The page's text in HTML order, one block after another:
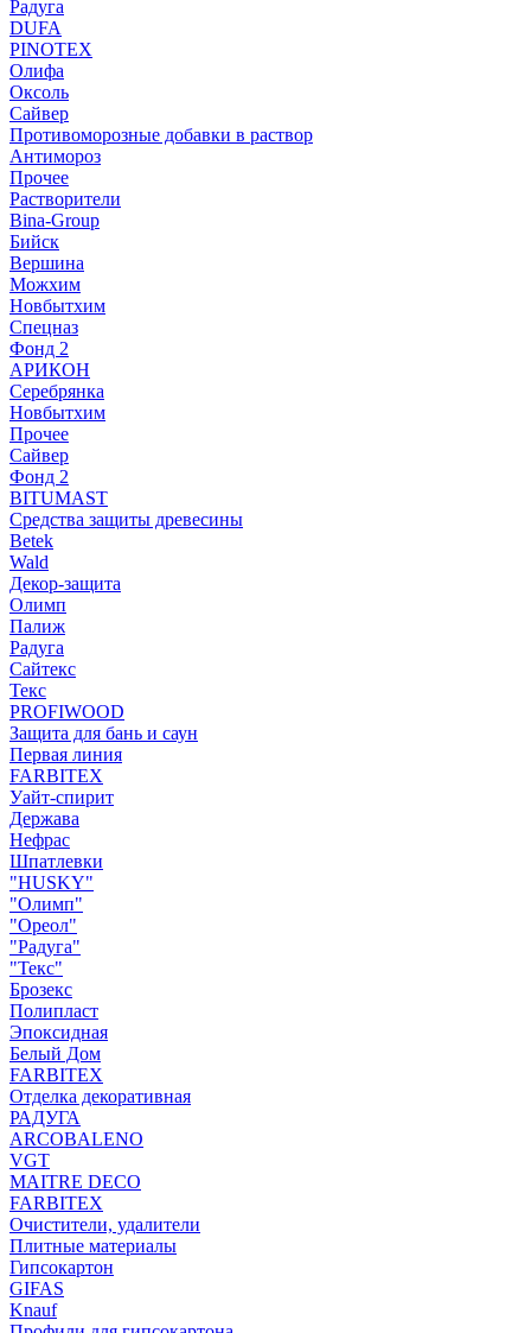
Радуга
DUFA
PINOTEX
Олифа
Оксоль
Сайвер
Противоморозные добавки в раствор
Антимороз
Прочее
Растворители
Bina-Group
Бийск
Вершина
Можхим
Новбытхим
Спецназ
Фонд 2
АРИКОН
Серебрянка
Новбытхим
Прочее
Сайвер
Фонд 2
BITUMAST
Средства защиты древесины
Betek
Wald
Декор-защита
Олимп
Палиж
Радуга
Сайтекс
Текс
PROFIWOOD
Защита для бань и саун
Первая линия
FARBITEX
Уайт-спирит
Держава
Нефрас
Шпатлевки
"HUSKY"
"Олимп"
"Ореол"
"Радуга"
"Текс"
Брозекс
Полипласт
Эпоксидная
Белый Дом
FARBITEX
Отделка декоративная
РАДУГА
ARCOBALENO
VGT
MAITRE DECO
FARBITEX
Очистители, удалители
Плитные материалы
Гипсокартон
GIFAS
Knauf